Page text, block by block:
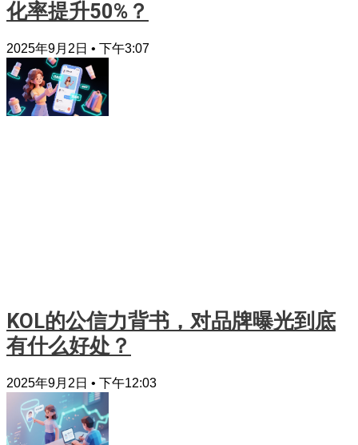
化率提升50%？
2025年9月2日 下午3:07
KOL的公信力背书，对品牌曝光到底
有什么好处？
2025年9月2日 下午12:03